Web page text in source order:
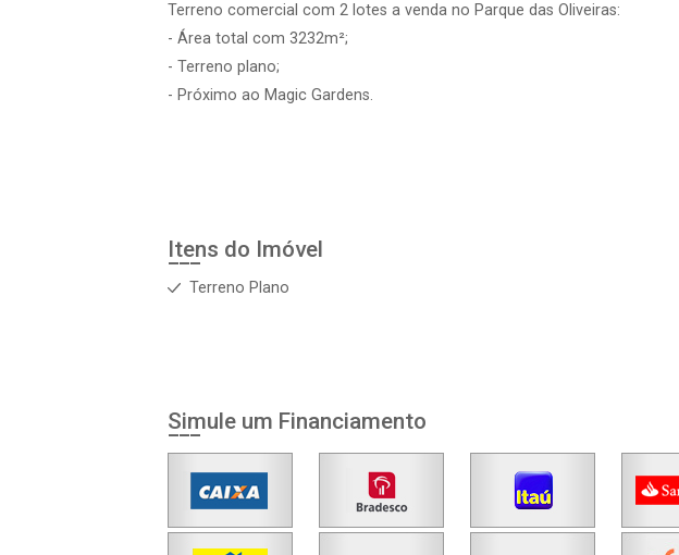
Terreno comercial com 2 lotes a venda no Parque das Oliveiras:
- Área total com 3232m²;
- Terreno plano;
- Próximo ao Magic Gardens.
Itens do Imóvel
Terreno Plano
Simule um Financiamento